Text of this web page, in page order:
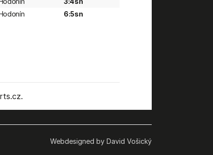
6:5sn
Webdesigned by David Vošický